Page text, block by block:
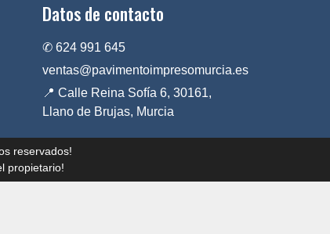
Datos de contacto
✆ 624 991 645
ventas@pavimentoimpresomurcia.es
📍 Calle Reina Sofía 6, 30161,
Llano de Brujas, Murcia
reservados!
propietario!